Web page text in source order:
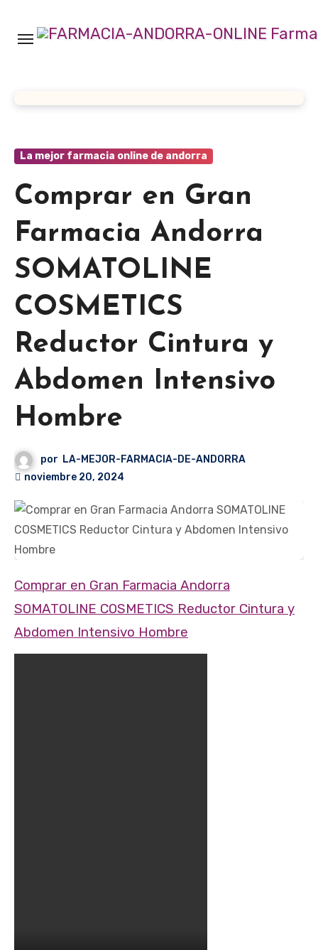
contenido
La mejor farmacia online de andorra
Comprar en Gran
Farmacia Andorra
SOMATOLINE
COSMETICS
Reductor Cintura y
Abdomen Intensivo
Hombre
por LA-MEJOR-FARMACIA-DE-ANDORRA
noviembre 20, 2024
Comprar en Gran Farmacia Andorra
SOMATOLINE COSMETICS Reductor Cintura y
Abdomen Intensivo Hombre